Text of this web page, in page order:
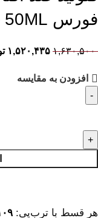
فورس 50ML – الارو
۱,۶۳۰,۵۰۰ ۱,۵۲۰,۴۳۵
افزودن به مقایسه
هر قسط با ترب‌پی: